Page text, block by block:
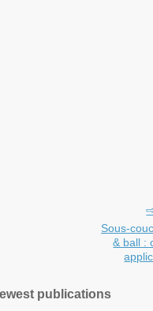
Sous-
& ball :
publications